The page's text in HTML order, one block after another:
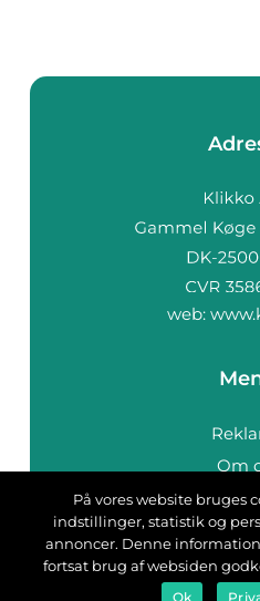
web:
Om
På vores website bruges
indstillinger, statistik og
annoncer. Denne
fortsat brug af websiden
Ok